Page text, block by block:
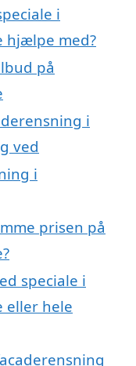
i
hjælpe med?
på
i
ved
i
prisen på
speciale i
eller hele